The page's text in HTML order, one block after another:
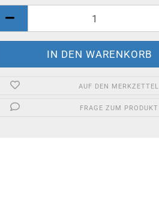
AUF DEN MERKZETTEL
FRAGE ZUM PRODUKT